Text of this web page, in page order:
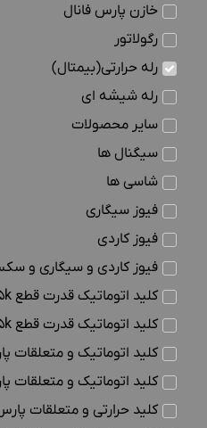
خازن پارس فانال
رگولاتور
رله حرارتی(بیمتال)
رله شیشه ای
سایر محصولات
سیگنال ها
شاسی ها
فیوز سیگاری
فیوز کاردی
فیوز کاردی و سیگاری و
کلید اتوماتیک قدرت قطع new 35k
کلید اتوماتیک قدرت قطع new 35k
کلید اتوماتیک و متعلقات
کلید اتوماتیک و متعلقات
کلید حرارتی و متعلقات